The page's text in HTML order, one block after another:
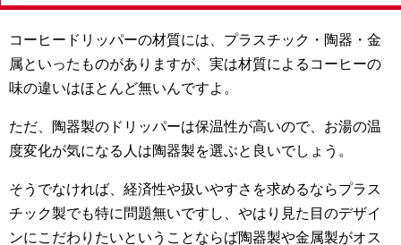
コーヒードリッパーの材質には、プラスチック・陶器・金
属といったものがありますが、実は材質によるコーヒーの
味の違いはほとんど無いんですよ。
ただ、陶器製のドリッパーは保温性が高いので、お湯の温
度変化が気になる人は陶器製を選ぶと良いでしょう。
そうでなければ、経済性や扱いやすさを求めるならプラス
チック製でも特に問題無いですし、やはり見た目のデザイ
ンにこだわりたいということならば陶器製や金属製がオス